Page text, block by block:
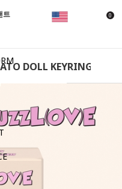
0
DOLL KEYRING